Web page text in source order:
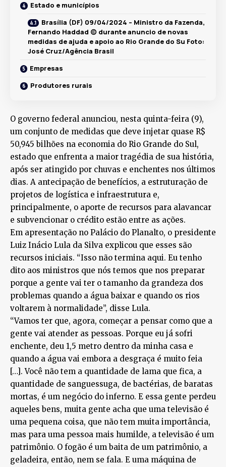
Estado e municípios
Brasília (DF) 09/04/2024 – Ministro da Fazenda,
Fernando Haddad (c) durante anuncio de novas
medidas de ajuda e apoio ao Rio Grande do Su Foto:
José Cruz/Agência Brasil
Empresas
Produtores rurais
O governo federal anunciou, nesta quinta-feira (9),
um conjunto de medidas que deve injetar quase R$
50,945 bilhões na economia do Rio Grande do Sul,
estado que enfrenta a maior tragédia de sua história,
após ser atingido por chuvas e enchentes nos últimos
dias. A antecipação de benefícios, a estruturação de
projetos de logística e infraestrutura e,
principalmente, o aporte de recursos para alavancar
e subvencionar o crédito estão entre as ações.
Em apresentação no Palácio do Planalto, o presidente
Luiz Inácio Lula da Silva explicou que esses são
recursos iniciais. “Isso não termina aqui. Eu tenho
dito aos ministros que nós temos que nos preparar
porque a gente vai ter o tamanho da grandeza dos
problemas quando a água baixar e quando os rios
voltarem à normalidade”, disse Lula.
“Vamos ter que, agora, começar a pensar como que a
gente vai atender as pessoas. Porque eu já sofri
enchente, deu 1,5 metro dentro da minha casa e
quando a água vai embora a desgraça é muito feia
[…]. Você não tem a quantidade de lama que fica, a
quantidade de sanguessuga, de bactérias, de baratas
mortas, é um negócio do inferno. E essa gente perdeu
aqueles bens, muita gente acha que uma televisão é
uma pequena coisa, que não tem muita importância,
mas para uma pessoa mais humilde, a televisão é um
patrimônio. O fogão é um baita de um patrimônio, a
geladeira, então, nem se fala. E uma máquina de